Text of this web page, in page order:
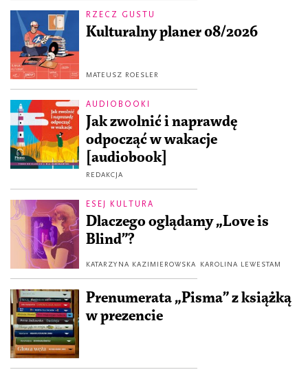
RZECZ GUSTU
Kulturalny planer 08/2026
MATEUSZ ROESLER
AUDIOBOOKI
Jak zwolnić i naprawdę
odpocząć w wakacje
[audiobook]
REDAKCJA
ESEJ KULTURA
Dlaczego oglądamy „Love is
Blind”?
KATARZYNA KAZIMIEROWSKA KAROLINA LEWESTAM
Prenumerata „Pisma” z książką
w prezencie